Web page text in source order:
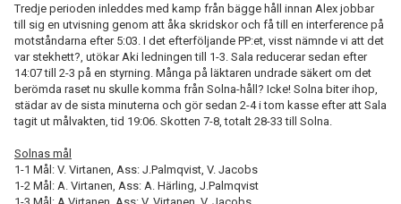
Tredje perioden inleddes med kamp från bägge håll innan Alex jobbar
till sig en utvisning genom att åka skridskor och få till en interference på
motståndarna efter 5:03. I det efterföljande PP:et, visst nämnde vi att det
var stekhett?, utökar Aki ledningen till 1-3. Sala reducerar sedan efter
14:07 till 2-3 på en styrning. Många på läktaren undrade säkert om det
berömda raset nu skulle komma från Solna-håll? Icke! Solna biter ihop,
städar av de sista minuterna och gör sedan 2-4 i tom kasse efter att Sala
tagit ut målvakten, tid 19:06. Skotten 7-8, totalt 28-33 till Solna.
Solnas mål
1-1 Mål: V. Virtanen, Ass: J.Palmqvist, V. Jacobs
1-2 Mål: A. Virtanen, Ass: A. Härling, J.Palmqvist